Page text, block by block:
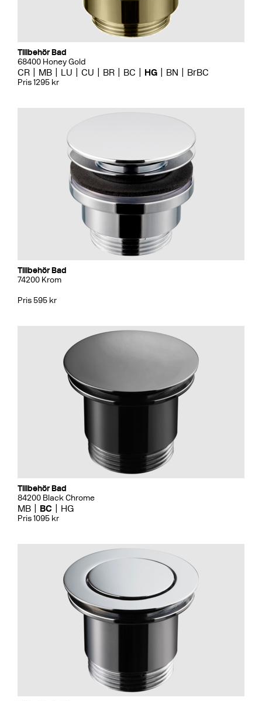
Tillbehör Bad
68400 Honey Gold
CR MB LU CU BR BC HG BN BrBC
Pris 1295 kr
Tillbehör Bad
74200 Krom
Pris 595 kr
Tillbehör Bad
84200 Black Chrome
MB BC HG
Pris 1095 kr